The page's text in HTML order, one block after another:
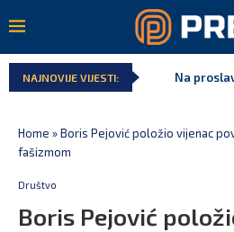
NAJNOVIJE VIJESTI: Na
Home »Boris Pejović položio vijenac
fašizmom
Društvo
Boris Pejović